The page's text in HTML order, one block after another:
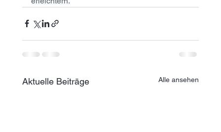
Aktuelle Beiträge Alle ansehen